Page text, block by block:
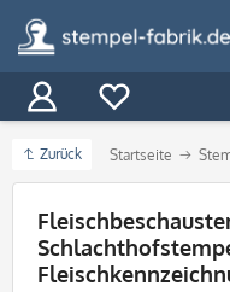
Zurück Startseite
Filter